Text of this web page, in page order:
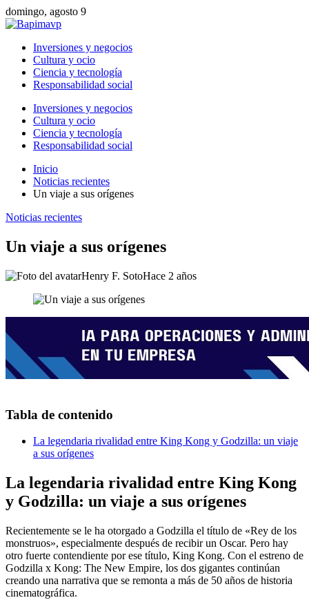
domingo, agosto 9
Inversiones y negocios
Cultura y ocio
Ciencia y tecnología
Responsabilidad social
Inversiones y negocios
Cultura y ocio
Ciencia y tecnología
Responsabilidad social
Inicio
Noticias recientes
Un viaje a sus orígenes
Noticias recientes
Un viaje a sus orígenes
Henry F. SotoHace 2 años
Tabla de contenido
La legendaria rivalidad entre King Kong y Godzilla: un viaje
a sus orígenes
La legendaria rivalidad entre King Kong
y Godzilla: un viaje a sus orígenes
Recientemente se le ha otorgado a Godzilla el título de «Rey de los
monstruos», especialmente después de recibir un Oscar. Pero hay
otro fuerte contendiente por ese título, King Kong. Con el estreno de
Godzilla x Kong: The New Empire, los dos gigantes continúan
creando una narrativa que se remonta a más de 50 años de historia
cinematográfica.